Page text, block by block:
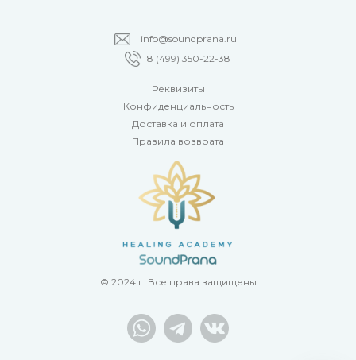
Правила возврата
Конфиденциальность
Доставка и оплата
Реквизиты
© 2024 г. Все права защищены
8 (499) 350-22-38
info@soundprana.ru